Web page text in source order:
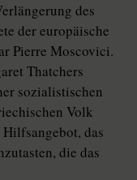
des
der europäische
Pierre Moscovici.
Thatchers
sozialistischen
Volk
das
die das